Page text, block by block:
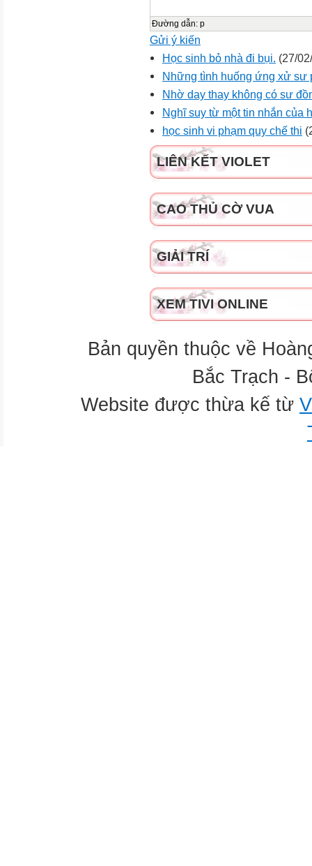
Đường dẫn: p
Gửi ý kiến
Học sinh bỏ nhà đi bụi. (27/
Những tình huống ứng xử sư
Nhờ day thay không có sư
Nghĩ suy từ một tin nhắn của
học sinh vi phạm quy chế thi
LIÊN KẾT VIOLET
CAO THỦ CỜ VUA
GIẢI TRÍ
XEM TIVI ONLINE
Bản quyền thuộc về
Bắc Trạch -
Website được thừa kế từ